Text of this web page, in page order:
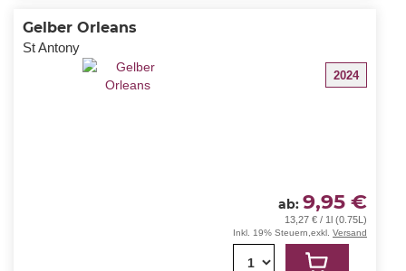
Gelber Orleans
St Antony
2024
ab 9,95 €
13,27 € / 1l (0.75L)
Inkl. 19% Steuern exkl. Versand
1